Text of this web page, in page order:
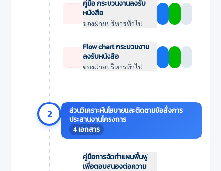
คู่มือ กระบวนงานลงรับ
หนังสือ
ของฝ่ายบริหารทั่วไป
Flow chart กระบวนงาน
ลงรับหนังสือ
ของฝ่ายบริหารทั่วไป
2
ส่วนวิเคราะห์นโยบายและติดตามข้อสั่งการ
ประสานงานโครงการ
4 เอกสาร
คู่มือการจัดทำแผนพื้นฟู
เพื่อตอบสนองต่อความ